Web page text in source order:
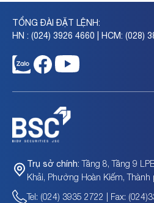
TỔNG ĐÀI ĐẶT LỆNH:
HN : (024) 3926 4660 | HCM: (028)
Trụ sở chính: Tầng 8, Tầng 9
Khải, Phường Hoàn Kiếm, Thành
Tel: (024) 3935 2722 | Fax: